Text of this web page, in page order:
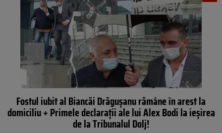
Fostul iubit al Biancăi Drăgușanu rămâne în arest la
domiciliu + Primele declarații ale lui Alex Bodi la ieșirea
de la Tribunalul Dolj!